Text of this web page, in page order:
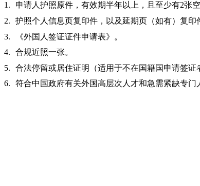
申请人护照原件，有效期半年以上，且至少有2张空
护照个人信息页复印件，以及延期页（如有）复印
《外国人签证证件申请表》。
合规近照一张。
合法停留或居住证明（适用于不在国籍国申请签证
符合中国政府有关外国高层次人才和急需紧缺专门